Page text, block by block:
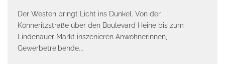
Der Westen bringt Licht ins Dunkel. Von der
Könneritzstraße über den Boulevard Heine bis zum
Lindenauer Markt inszenieren Anwohnerinnen,
Gewerbetreibende...